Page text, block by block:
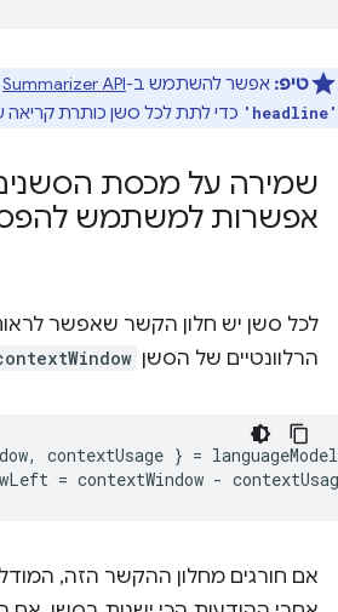
טיפ: אפשר להשתמש ב-Summarizer API
'headline' כדי לתת לכל סשן כותרת קריאה
שמירה על מכסת
אפשרות למשתמש
לכל סשן יש חלון הקשר שאפשר
הרלוונטיים של הסשן
, contextUsage } = languageModel
= contextWindow -
אם חורגים מחלון ההקשר הזה,